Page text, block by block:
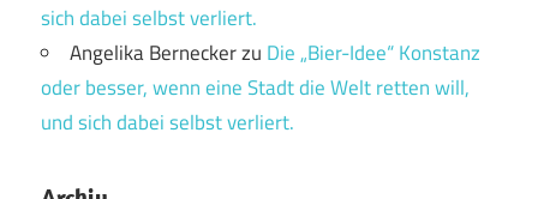
sich dabei selbst verliert.
Angelika Berneckerzu Die „Bier-Idee“ Konstanz
oder besser, wenn eine Stadt die Welt retten will,
und sich dabei selbst verliert.